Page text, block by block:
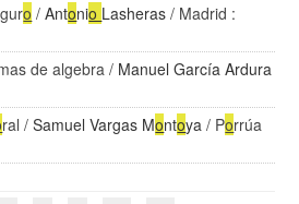
o /Antonio Lasheras / Madrid :
de algebra / Manuel García Ardura
ral /Samuel Vargas Montoya / Porrúa